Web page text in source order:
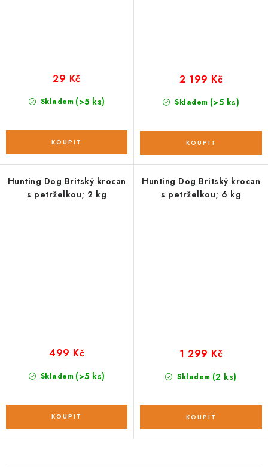
Skladem (>5 ks)
29 Kč
Skladem (>5 ks)
2 199 Kč
Hunting Dog Britský krocan
s petrželkou; 2 kg
Skladem (>5 ks)
499 Kč
Hunting Dog Britský krocan
s petrželkou; 6 kg
Skladem (2 ks)
1 299 Kč